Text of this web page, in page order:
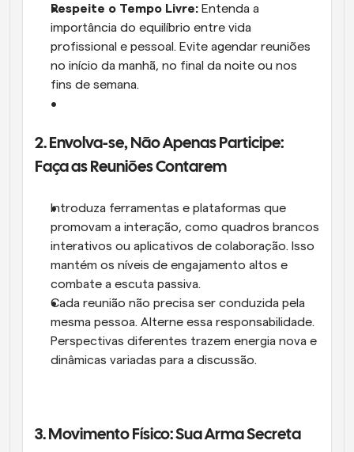
Respeite o Tempo Livre: Entenda a
importância do equilíbrio entre vida
profissional e pessoal. Evite agendar reuniões
no início da manhã, no final da noite ou nos
fins de semana.
2. Envolva-se, Não Apenas Participe:
Faça as Reuniões Contarem
Introduza ferramentas e plataformas que
promovam a interação, como quadros brancos
interativos ou aplicativos de colaboração. Isso
mantém os níveis de engajamento altos e
combate a escuta passiva.
Cada reunião não precisa ser conduzida pela
mesma pessoa. Alterne essa responsabilidade.
Perspectivas diferentes trazem energia nova e
dinâmicas variadas para a discussão.
3. Movimento Físico: Sua Arma Secreta